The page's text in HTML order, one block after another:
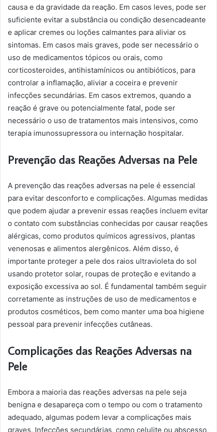
causa e da gravidade da reação. Em casos leves, pode ser
suficiente evitar a substância ou condição desencadeante
e aplicar cremes ou loções calmantes para aliviar os
sintomas. Em casos mais graves, pode ser necessário o
uso de medicamentos tópicos ou orais, como
corticosteroides, antihistamínicos ou antibióticos, para
controlar a inflamação, aliviar a coceira e prevenir
infecções secundárias. Em casos extremos, quando a
reação é grave ou potencialmente fatal, pode ser
necessário o uso de tratamentos mais intensivos, como
terapia imunossupressora ou internação hospitalar.
Prevenção das Reações Adversas na Pele
A prevenção das reações adversas na pele é essencial
para evitar desconforto e complicações. Algumas medidas
que podem ajudar a prevenir essas reações incluem evitar
o contato com substâncias conhecidas por causar reações
alérgicas, como produtos químicos agressivos, plantas
venenosas e alimentos alergênicos. Além disso, é
importante proteger a pele dos raios ultravioleta do sol
usando protetor solar, roupas de proteção e evitando a
exposição excessiva ao sol. É fundamental também seguir
corretamente as instruções de uso de medicamentos e
produtos cosméticos, bem como manter uma boa higiene
pessoal para prevenir infecções cutâneas.
Complicações das Reações Adversas na
Pele
Embora a maioria das reações adversas na pele seja
benigna e desapareça com o tempo ou com o tratamento
adequado, algumas podem levar a complicações mais
graves. Infecções secundárias, como celulite ou abscesso,